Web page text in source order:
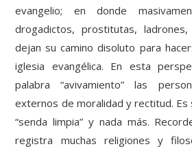
evangelio; en donde
drogadictos, prostitutas, ladrones,
dejan su camino disoluto para
iglesia evangélica. En esta
palabra “avivamiento” las
externos de moralidad y rectitud. Es
“senda limpia” y nada más.
registra muchas religiones y